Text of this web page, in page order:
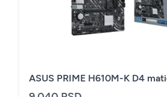
ASUS PRIME H610M-K D4